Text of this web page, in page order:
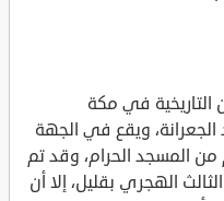
في مكة
ويقع في الجهة
الشرقية على بُعد 25 كم من المسجد الحرام، وقد تم
الهجري بقليل، إلا أن